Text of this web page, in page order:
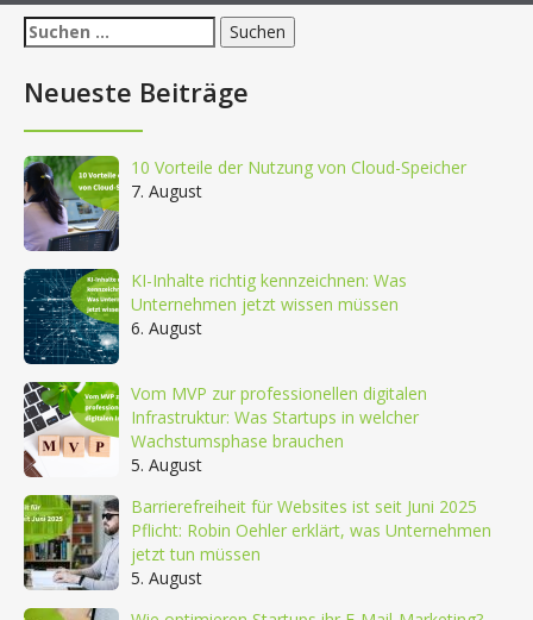
Suchen
nach:
Neueste Beiträge
10 Vorteile der Nutzung von Cloud-Speicher
7. August
KI-Inhalte richtig kennzeichnen: Was
Unternehmen jetzt wissen müssen
6. August
Vom MVP zur professionellen digitalen
Infrastruktur: Was Startups in welcher
Wachstumsphase brauchen
5. August
Barrierefreiheit für Websites ist seit Juni 2025
Pflicht: Robin Oehler erklärt, was Unternehmen
jetzt tun müssen
5. August